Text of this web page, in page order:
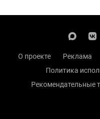
О проекте Реклама
Политика
Рекомендательные